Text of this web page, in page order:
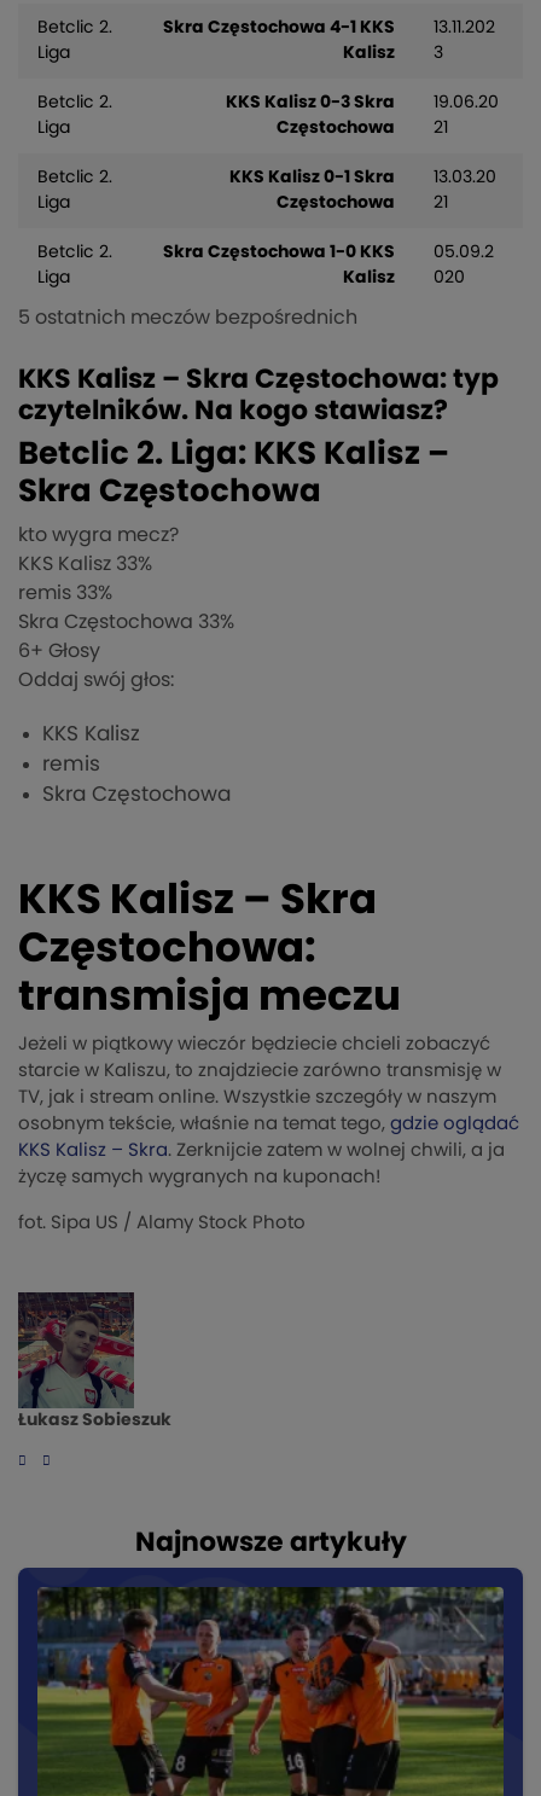
Betclic 2.
Liga
Skra Częstochowa 4-1 KKS
Kalisz
13.11.202
3
Betclic 2.
Liga
KKS Kalisz 0-3 Skra
Częstochowa
19.06.20
21
Betclic 2.
Liga
KKS Kalisz 0-1 Skra
Częstochowa
13.03.20
21
Betclic 2.
Liga
Skra Częstochowa 1-0 KKS
Kalisz
05.09.2
020
5 ostatnich meczów bezpośrednich
KKS Kalisz – Skra Częstochowa: typ
czytelników. Na kogo stawiasz?
Betclic 2. Liga: KKS Kalisz –
Skra Częstochowa
kto wygra mecz?
KKS Kalisz 33%
remis 33%
Skra Częstochowa 33%
6+ Głosy
Oddaj swój głos:
KKS Kalisz
remis
Skra Częstochowa
KKS Kalisz – Skra
Częstochowa:
transmisja meczu
Jeżeli w piątkowy wieczór będziecie chcieli zobaczyć
starcie w Kaliszu, to znajdziecie zarówno transmisję w
TV, jak i stream online. Wszystkie szczegóły w naszym
osobnym tekście, właśnie na temat tego, gdzie oglądać
KKS Kalisz – Skra. Zerknijcie zatem w wolnej chwili, a ja
życzę samych wygranych na kuponach!
fot. Sipa US / Alamy Stock Photo
Łukasz Sobieszuk
Najnowsze artykuły